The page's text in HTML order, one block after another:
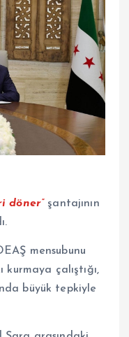
döner” şantajının
mensubunu
kurmaya çalıştığı,
büyük tepkiyle